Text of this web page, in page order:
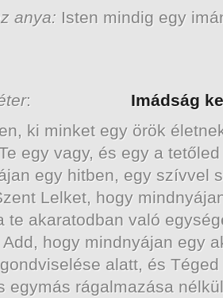
anya: Isten mindig egy
:
Imádság
ki minket egy örök
egy vagy, és egy a
egy hitben, egy szívvel
Lelket, hogy
te akaratodban való
hogy mindnyájan egy
alatt, és
egymás rágalmazása